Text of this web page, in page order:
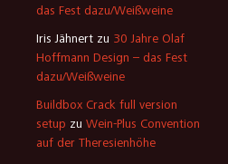
das Fest dazu/Weißweine
Iris Jähnert zu 30 Jahre Olaf
Hoffmann Design – das Fest
dazu/Weißweine
Buildbox Crack full version
setup zu Wein-Plus Convention
auf der Theresienhöhe